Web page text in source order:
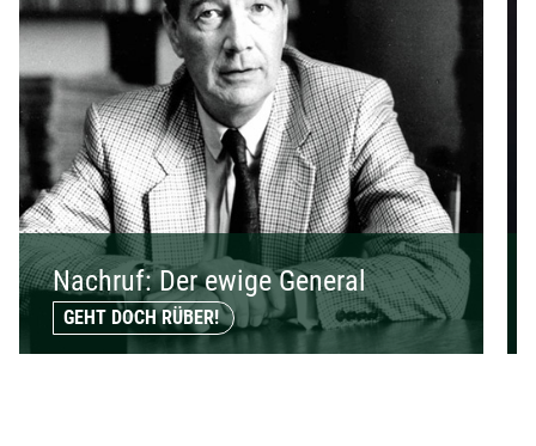
Nachruf: Der ewige General
GEHT DOCH RÜBER!